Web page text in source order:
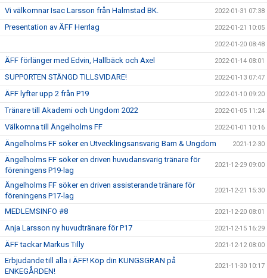
Vi välkomnar Isac Larsson från Halmstad BK. 2022-01-31 07:38
Presentation av ÄFF Herrlag 2022-01-21 10:05
2022-01-20 08:48
ÄFF förlänger med Edvin, Hallbäck och Axel 2022-01-14 08:01
SUPPORTEN STÄNGD TILLSVIDARE! 2022-01-13 07:47
ÄFF lyfter upp 2 från P19 2022-01-10 09:20
Tränare till Akademi och Ungdom 2022 2022-01-05 11:24
Välkomna till Ängelholms FF 2022-01-01 10:16
Ängelholms FF söker en Utvecklingsansvarig Barn & Ungdom 2021-12-30
Ängelholms FF söker en driven huvudansvarig tränare för
föreningens P19-lag
2021-12-29 09:00
Ängelholms FF söker en driven assisterande tränare för
föreningens P17-lag
2021-12-21 15:30
MEDLEMSINFO #8 2021-12-20 08:01
Anja Larsson ny huvudtränare för P17 2021-12-15 16:29
ÄFF tackar Markus Tilly 2021-12-12 08:00
Erbjudande till alla i ÄFF! Köp din KUNGSGRAN på
ENKEGÅRDEN!
2021-11-30 10:17